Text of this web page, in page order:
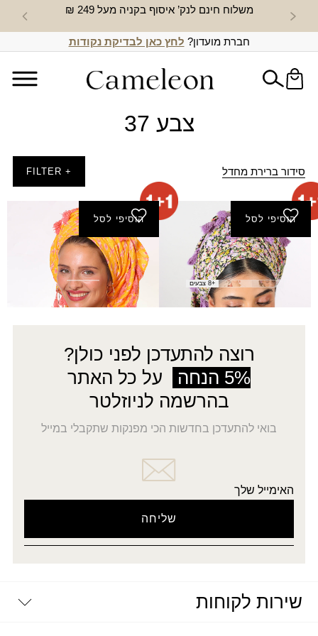
משלוח חינם לנק’ איסוף בקניה מעל 249 ₪ חדש
חברת מועדון? לחץ כאן לבדיקת נקודות
צבע 37
סידור ברירת מחדל + FILTER
הוסיפי לסל
מטפחת שקנאי (מרובעת)
₪80.00
+8 צבעים
הוסיפי לסל
מטפחת אורון (מרובעת)
₪80.00
רוצה להתעדכן לפני כולן?
5% הנחה
על כל האתר
בהרשמה לניוזלטר
בואי להתעדכן בחדשות הכי מפנקות שתקבלי במייל
האימייל שלך
שירות לקוחות